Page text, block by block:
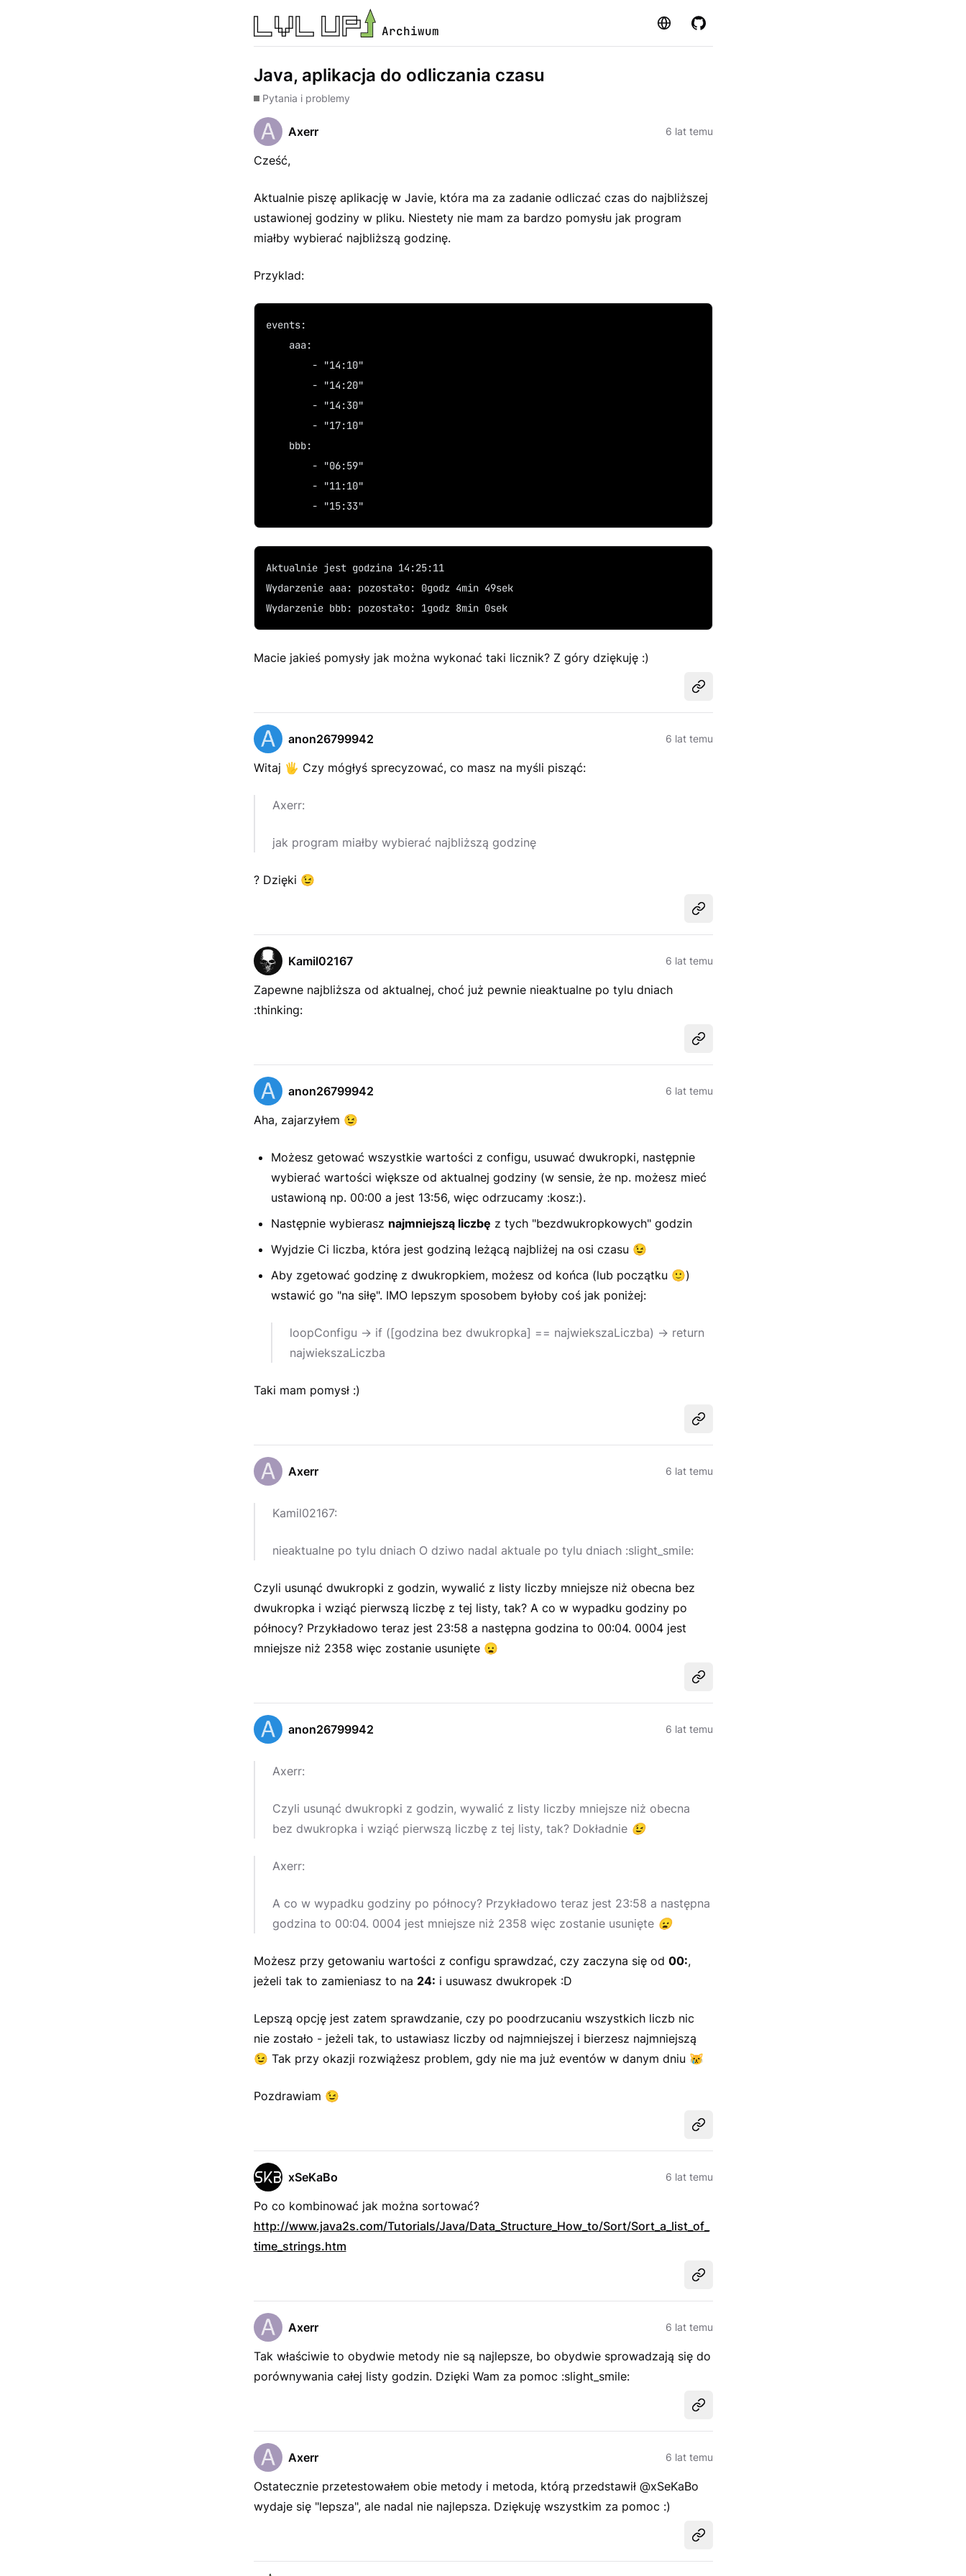
Archiwum Strona GitHub
Java, aplikacja do odliczania czasu
Pytania i problemy
Axerr 6 lat temu
Cześć,
Aktualnie piszę aplikację w Javie, która ma za zadanie odliczać czas do najbliższej
ustawionej godziny w pliku. Niestety nie mam za bardzo pomysłu jak program
miałby wybierać najbliższą godzinę.
Przyklad:
events:
    aaa:
        - "14:10"
        - "14:20"
        - "14:30"
        - "17:10"
    bbb:
        - "06:59"
        - "11:10"
        - "15:33"
Aktualnie jest godzina 14:25:11
Wydarzenie aaa: pozostało: 0godz 4min 49sek
Wydarzenie bbb: pozostało: 1godz 8min 0sek
Macie jakieś pomysły jak można wykonać taki licznik? Z góry dziękuję :)
Udostępnij
anon26799942 6 lat temu
Witaj 🖐️ Czy mógłyś sprecyzować, co masz na myśli pisząć:
Axerr:
jak program miałby wybierać najbliższą godzinę
? Dzięki 😉
Udostępnij
Kamil02167 6 lat temu
Zapewne najbliższa od aktualnej, choć już pewnie nieaktualne po tylu dniach
:thinking:
Udostępnij
anon26799942 6 lat temu
Aha, zajarzyłem 😉
Możesz getować wszystkie wartości z configu, usuwać dwukropki, następnie
wybierać wartości większe od aktualnej godziny (w sensie, że np. możesz mieć
ustawioną np. 00:00 a jest 13:56, więc odrzucamy :kosz:).
Następnie wybierasz najmniejszą liczbę z tych "bezdwukropkowych" godzin
Wyjdzie Ci liczba, która jest godziną leżącą najbliżej na osi czasu 😉
Aby zgetować godzinę z dwukropkiem, możesz od końca (lub początku 🙂)
wstawić go "na siłę". IMO lepszym sposobem byłoby coś jak poniżej:
loopConfigu -> if ([godzina bez dwukropka] == najwiekszaLiczba) -> return
najwiekszaLiczba
Taki mam pomysł :)
Udostępnij
Axerr 6 lat temu
Kamil02167:
nieaktualne po tylu dniach O dziwo nadal aktuale po tylu dniach :slight_smile:
Czyli usunąć dwukropki z godzin, wywalić z listy liczby mniejsze niż obecna bez
dwukropka i wziąć pierwszą liczbę z tej listy, tak? A co w wypadku godziny po
północy? Przykładowo teraz jest 23:58 a następna godzina to 00:04. 0004 jest
mniejsze niż 2358 więc zostanie usunięte 😦
Udostępnij
anon26799942 6 lat temu
Axerr:
Czyli usunąć dwukropki z godzin, wywalić z listy liczby mniejsze niż obecna
bez dwukropka i wziąć pierwszą liczbę z tej listy, tak? Dokładnie 😉
Axerr:
A co w wypadku godziny po północy? Przykładowo teraz jest 23:58 a następna
godzina to 00:04. 0004 jest mniejsze niż 2358 więc zostanie usunięte 😦
Możesz przy getowaniu wartości z configu sprawdzać, czy zaczyna się od 00:,
jeżeli tak to zamieniasz to na 24: i usuwasz dwukropek :D
Lepszą opcję jest zatem sprawdzanie, czy po poodrzucaniu wszystkich liczb nic
nie zostało - jeżeli tak, to ustawiasz liczby od najmniejszej i bierzesz najmniejszą
😉 Tak przy okazji rozwiążesz problem, gdy nie ma już eventów w danym dniu 😿
Pozdrawiam 😉
Udostępnij
xSeKaBo 6 lat temu
Po co kombinować jak można sortować?
http://www.java2s.com/Tutorials/Java/Data_Structure_How_to/Sort/Sort_a_list_of_
time_strings.htm
Udostępnij
Axerr 6 lat temu
Tak właściwie to obydwie metody nie są najlepsze, bo obydwie sprowadzają się do
porównywania całej listy godzin. Dzięki Wam za pomoc :slight_smile:
Udostępnij
Axerr 6 lat temu
Ostatecznie przetestowałem obie metody i metoda, którą przedstawił @xSeKaBo
wydaje się "lepsza", ale nadal nie najlepsza. Dziękuję wszystkim za pomoc :)
Udostępnij